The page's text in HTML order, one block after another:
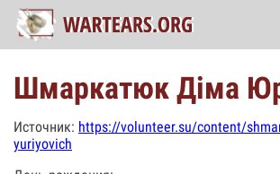
Шмаркатюк Діма
Источник: https://volunteer.su/content/
yuriyovich